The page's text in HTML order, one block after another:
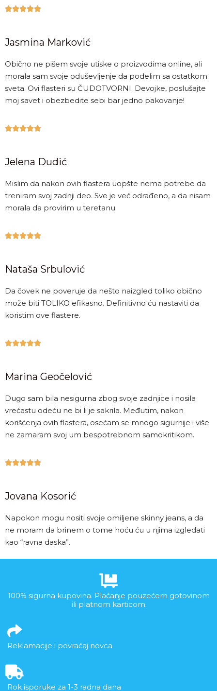

Jasmina Marković
Obično ne pišem svoje utiske o proizvodima online, ali
morala sam svoje oduševljenje da podelim sa ostatkom
sveta. Ovi flasteri su ČUDOTVORNI. Devojke, poslušajte
moj savet i obezbedite sebi bar jedno pakovanje!

Jelena Dudić
Mislim da nakon ovih flastera uopšte nema potrebe da
treniram svoj zadnji deo. Sve je već odrađeno, a da nisam
morala da provirim u teretanu.

Nataša Srbulović
Da čovek ne poveruje da nešto naizgled toliko obično
može biti TOLIKO efikasno. Definitivno ću nastaviti da
koristim ove flastere.

Marina Geočelović
Dugo sam bila nesigurna zbog svoje zadnjice i nosila
vrećastu odeću ne bi li je sakrila. Međutim, nakon
korišćenja ovih flastera, osećam se mnogo sigurnije i više
ne zamaram svoj um bespotrebnom samokritikom.

Jovana Kosorić
Napokon mogu nositi svoje omiljene skinny jeans, a da
ne moram da brinem o tome hoću ću u njima izgledati
kao “ravna daska”.
100% sigurna kupovina. Plaćanje pouzećem gotovinom
ili platnom karticom
Reklamacije i povraćaj novca
Rok isporuke za 1-3 radna dana